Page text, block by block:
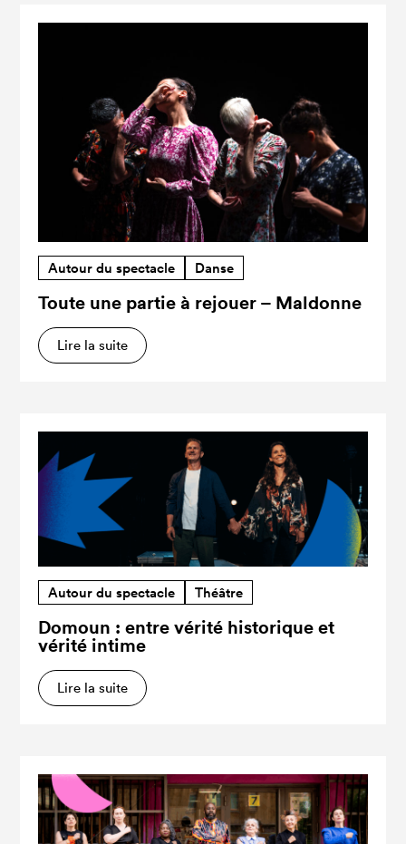
Autour du spectacle Danse
Toute une partie à rejouer – Maldonne
Lire la suite
Autour du spectacle Théâtre
Domoun : entre vérité historique et
vérité intime
Lire la suite